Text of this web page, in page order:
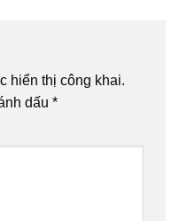
hiển thị công khai.
dấu *